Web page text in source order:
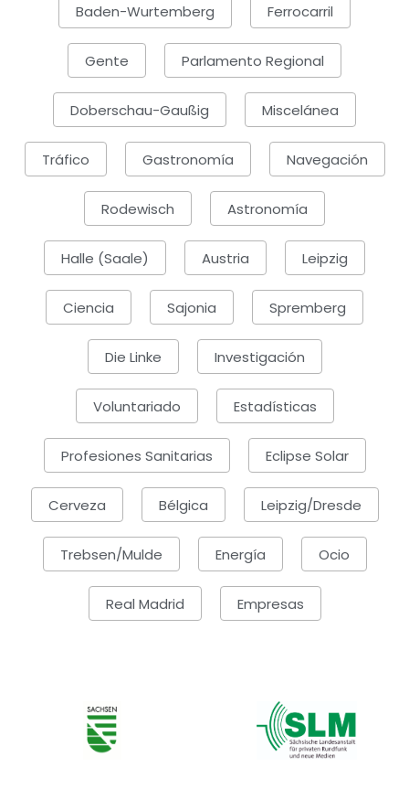
Baden-Wurtemberg Ferrocarril
Gente Parlamento Regional
Doberschau-Gaußig Miscelánea
Tráfico Gastronomía Navegación
Rodewisch Astronomía
Halle (Saale) Austria Leipzig
Ciencia Sajonia Spremberg
Die Linke Investigación
Voluntariado Estadísticas
Profesiones Sanitarias Eclipse Solar
Cerveza Bélgica Leipzig/Dresde
Trebsen/Mulde Energía Ocio
Real Madrid Empresas